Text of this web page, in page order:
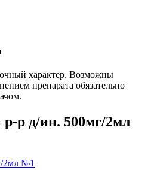
характер. Возможны
препарата обязательно
р д/ин. 500мг/2мл